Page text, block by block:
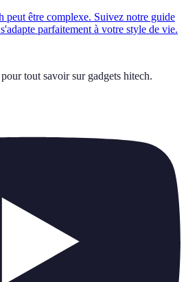
peut être complexe. Suivez notre guide
parfaitement à votre style de vie.
tout savoir sur gadgets hitech.